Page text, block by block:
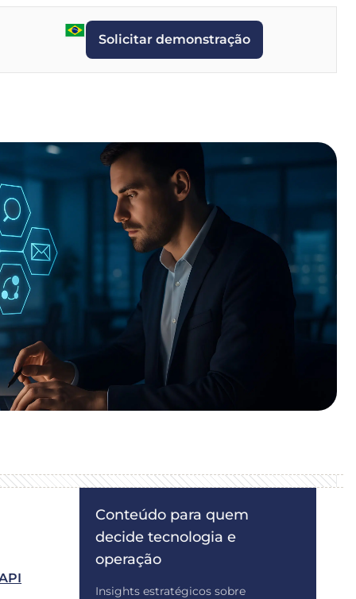
Solicitar demonstração
Conteúdo para quem
decide tecnologia e
operação
Insights estratégicos sobre